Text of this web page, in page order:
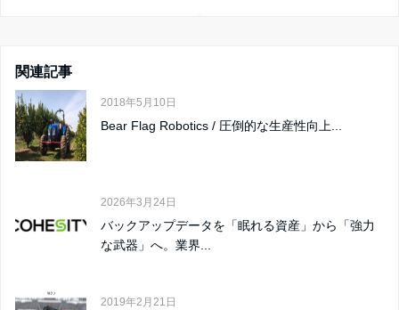
関連記事
2018年5月10日
Bear Flag Robotics / 圧倒的な生産性向上...
2026年3月24日
バックアップデータを「眠れる資産」から「強力
な武器」へ。業界...
2019年2月21日